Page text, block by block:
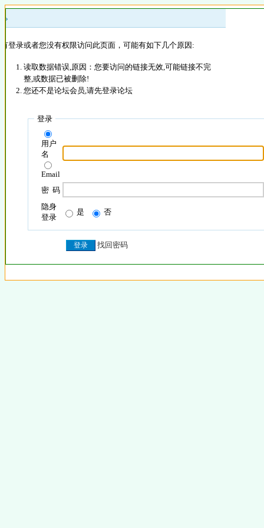
»
登录或者您没有权限访问此页面，可能有如下几个原因:
读取数据错误,原因：您要访问的链接无效,可能链接不完
整,或数据已被删除!
您还不是论坛会员,请先登录论坛
登录
用户
名
Email
密 码
隐身
登录
是 否
找回密码